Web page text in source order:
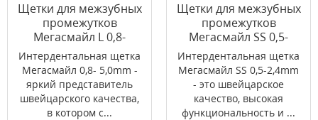
Щетки для межзубных
промежутков
Мегасмайл L 0,8-
5,0mm 5 шт
Интердентальная щетка
Мегасмайл 0,8- 5,0mm -
яркий представитель
швейцарского качества,
в котором с...
Щетки для межзубных
промежутков
Мегасмайл SS 0,5-
2,4mm 5 шт
Интердентальная щетка
Мегасмайл SS 0,5-2,4mm
- это швейцарское
качество, высокая
функциональность и ...